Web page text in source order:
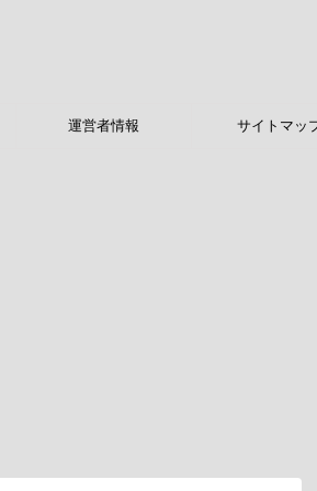
運営者情報 サイトマッ